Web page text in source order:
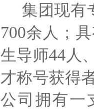
集团现有
700余人；
生导师44 人
才称号获得
公司拥有一